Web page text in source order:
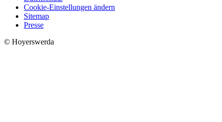
Cookie-Einstellungen ändern
Sitemap
Presse
© Hoyerswerda